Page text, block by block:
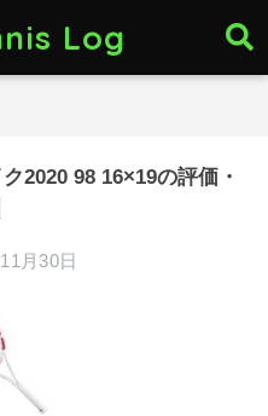
Log
2020 98 16×19の評価・
月30日